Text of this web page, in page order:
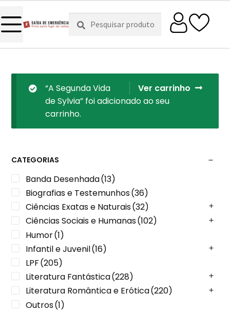
Pesquisar
por:
Pesquisa
Ver carrinho
“A Segunda Vida
de Sylvia” foi adicionado ao seu
carrinho.
CATEGORIAS
Banda Desenhada(13)
Biografias e Testemunhos(36)
Ciências Exatas e Naturais(32)
Ciências Sociais e Humanas(102)
Humor(1)
Infantil e Juvenil(16)
LPF(205)
Literatura Fantástica(228)
Literatura Romântica e Erótica(220)
Outros(1)